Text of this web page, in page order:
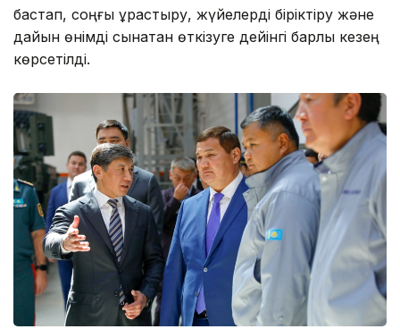
бастап, соңғы құрастыру, жүйелерді біріктіру және
дайын өнімді сынақтан өткізуге дейінгі барлық кезең
көрсетілді.